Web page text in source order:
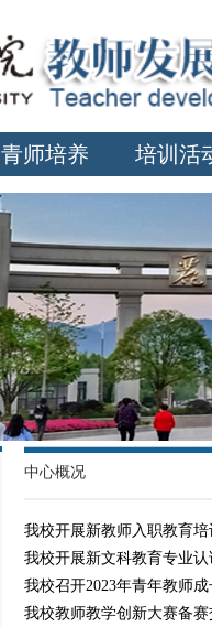
青师培养 培训活
中心概况
我校开展新教师入职教育
我校开展新文科教育专业
我校召开2023年青年教师
我校教师教学创新大赛备